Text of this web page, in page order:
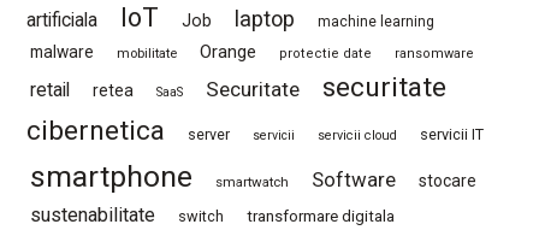
artificiala
IoT Job laptop machine learning
malware mobilitate Orange protectie date ransomware
retail retea SaaS Securitate
securitate
cibernetica
server servicii servicii cloud servicii IT
smartphone smartwatch Software stocare
sustenabilitate switch transformare digitala